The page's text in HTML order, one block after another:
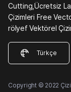
Cutting,Ücretsiz
Çizimleri Free
rölyef Vektörel
Türkçe
Copyright © 2022